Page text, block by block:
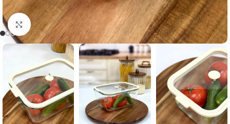
Click to enlarge